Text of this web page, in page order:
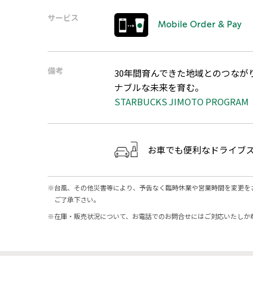
サービス
Mobile Order & Pay
備考
30年間育んできた地域とのつな
ナブルな未来を育む。
STARBUCKS JIMOTO PROGRAM
お車でも便利なドライブ
※台風、その他災害等により、予告なく臨時休業や営業時間を変更
ご了承下さい。
※在庫・販売状況について、お電話でのお問合せにはご対応いたしか